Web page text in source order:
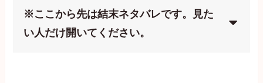
※ここから先は結末ネタバレです。見た
い人だけ開いてください。